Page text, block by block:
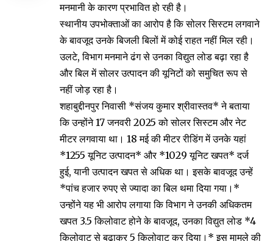
मनमानी के कारण प्रभावित हो रही है।
स्थानीय उपभोक्ताओं का आरोप है कि सोलर सिस्टम लगवाने
के बावजूद उनके बिजली बिलों में कोई राहत नहीं मिल रही।
उलटे, विभाग मनमाने ढंग से उनका विद्युत लोड बढ़ा रहा है
और बिल में सोलर उत्पादन की यूनिटों को समुचित रूप से
नहीं जोड़ रहा है।
शहाबुद्दीनपुर निवासी *संजय कुमार श्रीवास्तव* ने बताया
कि उन्होंने 17 जनवरी 2025 को सोलर सिस्टम और नेट
मीटर लगवाया था। 18 मई की मीटर रीडिंग में उनके यहां
*1255 यूनिट उत्पादन* और *1029 यूनिट खपत* दर्ज
हुई, यानी उत्पादन खपत से अधिक था। इसके बावजूद उन्हें
*पांच हजार रुपए से ज्यादा का बिल थमा दिया गया।*
उन्होंने यह भी आरोप लगाया कि विभाग ने उनकी अधिकतम
खपत 3.5 किलोवाट होने के बावजूद, उनका विद्युत लोड *4
किलोवाट से बढ़ाकर 5 किलोवाट कर दिया।* इस मामले की